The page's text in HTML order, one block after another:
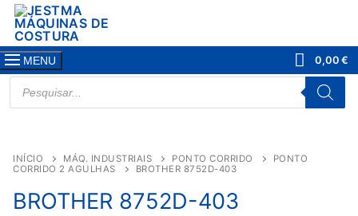
Saltar
para
conteúdo
MENU 0,00€
PRODUCTS
SEARCH
INÍCIO MÁQ. INDUSTRIAIS PONTO CORRIDO
PONTO
CORRIDO 2 AGULHAS
BROTHER 8752D-403
BROTHER 8752D-403